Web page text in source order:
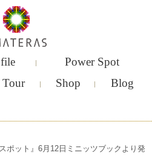
Power Spot
Tour Shop Blog
ット』6月12日ミニッツブックより発